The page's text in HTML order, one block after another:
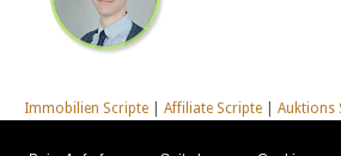
Immobilien Scripte Affiliate Scripte Auktions
Homepage Generator Scripte
Installations